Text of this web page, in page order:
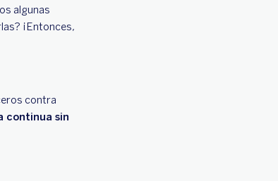
algunas
¡Entonces,
contra
continua sin